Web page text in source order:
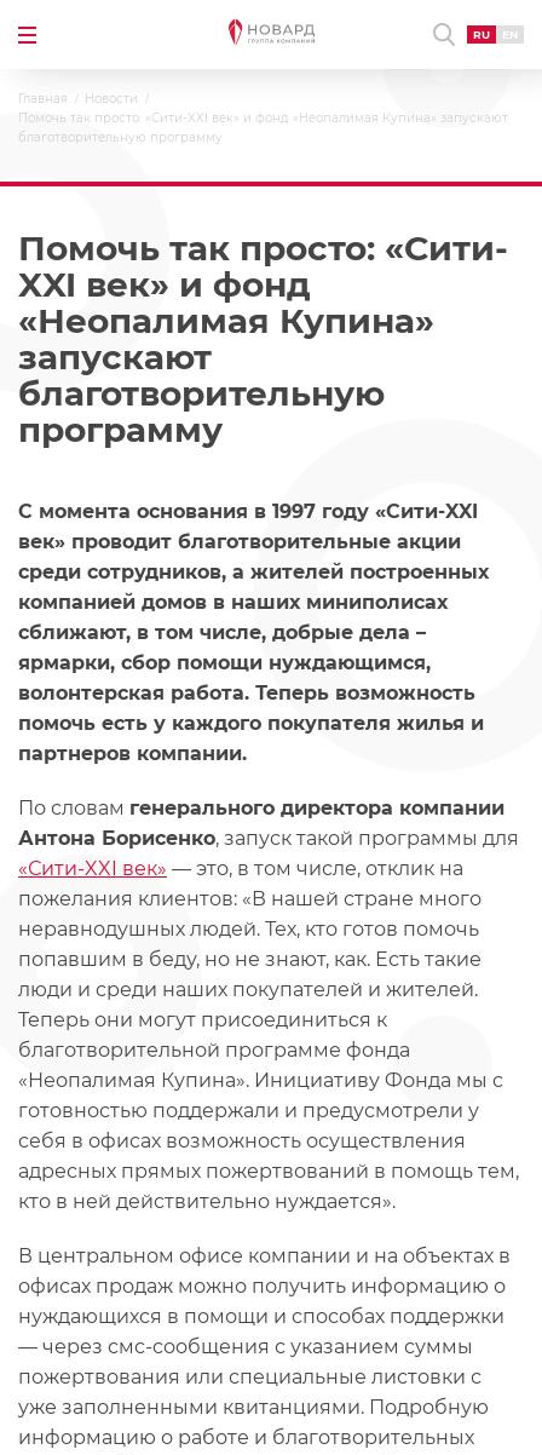
RU EN
Главная
Новости
Помочь так просто: «Сити-XXI век» и фонд «Неопалимая Купина» запускают
благотворительную программу
Помочь так просто: «Сити-
XXI век» и фонд
«Неопалимая Купина»
запускают
благотворительную
программу
С момента основания в 1997 году «Сити-XXI
век» проводит благотворительные акции
среди сотрудников, а жителей построенных
компанией домов в наших миниполисах
сближают, в том числе, добрые дела –
ярмарки, сбор помощи нуждающимся,
волонтерская работа. Теперь возможность
помочь есть у каждого покупателя жилья и
партнеров компании.
По словам генерального директора компании
Антона Борисенко, запуск такой программы для
«Сити-XXI век» — это, в том числе, отклик на
пожелания клиентов: «В нашей стране много
неравнодушных людей. Тех, кто готов помочь
попавшим в беду, но не знают, как. Есть такие
люди и среди наших покупателей и жителей.
Теперь они могут присоединиться к
благотворительной программе фонда
«Неопалимая Купина». Инициативу Фонда мы с
готовностью поддержали и предусмотрели у
себя в офисах возможность осуществления
адресных прямых пожертвований в помощь тем,
кто в ней действительно нуждается».
В центральном офисе компании и на объектах в
офисах продаж можно получить информацию о
нуждающихся в помощи и способах поддержки
— через смс-сообщения с указанием суммы
пожертвования или специальные листовки с
уже заполненными квитанциями. Подробную
информацию о работе и благотворительных